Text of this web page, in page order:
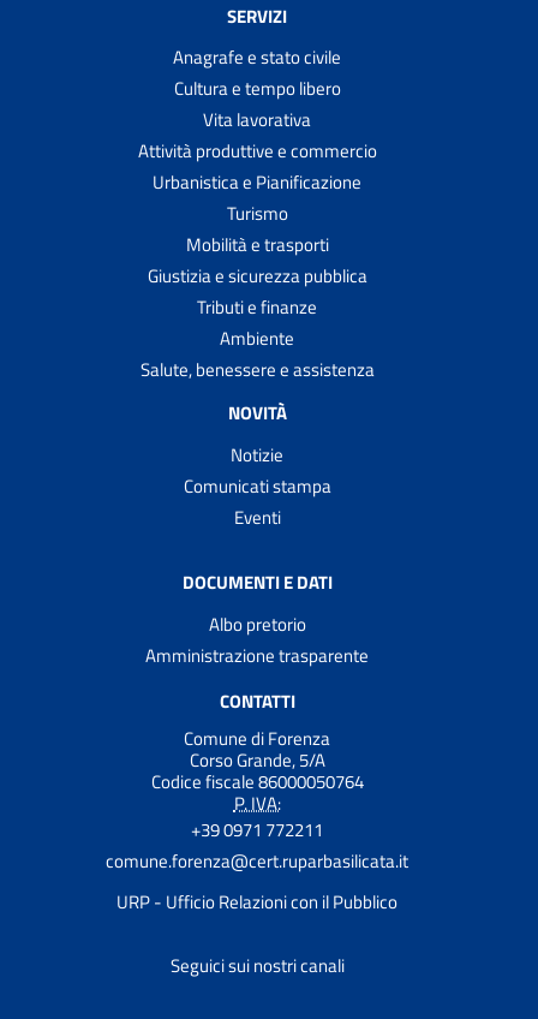
SERVIZI
Anagrafe e stato civile
Cultura e tempo libero
Vita lavorativa
Attività produttive e commercio
Urbanistica e Pianificazione
Turismo
Mobilità e trasporti
Giustizia e sicurezza pubblica
Tributi e finanze
Ambiente
Salute, benessere e assistenza
NOVITÀ
Notizie
Comunicati stampa
Eventi
DOCUMENTI E DATI
Albo pretorio
Amministrazione trasparente
CONTATTI
Comune di Forenza
Corso Grande, 5/A
Codice fiscale 86000050764
P. IVA:
+39 0971 772211
comune.forenza@cert.ruparbasilicata.it
URP - Ufficio Relazioni con il Pubblico
Seguici sui nostri canali